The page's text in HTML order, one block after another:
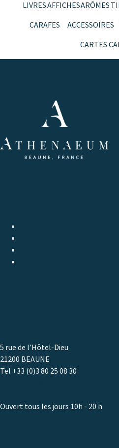
LIVRESAFFICHESARÔMES
CARAFES ACCESSOIRES
CARTES
5 rue de l’Hôtel-Dieu
21200 BEAUNE
Tel +33 (0)3 80 25 08 30
Ouvert tous les jours 10h - 20 h